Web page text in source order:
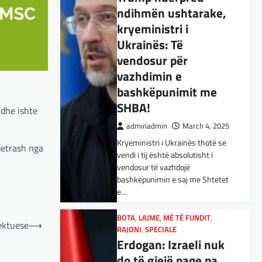
ishte
nga
⟶
ndihmën ushtarake,
kryeministri i
Ukrainës: Të
vendosur për
vazhdimin e
bashkëpunimit me
SHBA!
adminadmin March 4, 2025
Kryeministri i Ukrainës thotë se
vendi i tij është absolutisht i
vendosur të vazhdojë
bashkëpunimin e saj me Shtetet
e…
BOTA, LAJME, MË TË FUNDIT,
RAJONI,SPECIALE
Erdogan: Izraeli nuk
BOTA,KULTURË,LAJME,
MË TË FUNDIT OPINIONE ,RAJONI
SPECIALE,TOP
E megjithatë
Amerika është
opsioni më i mirë për
shqiptarët
adminadmin
Nga Dritan Hila Vështirë se
ndonjë shqiptar që ndjek sadopak
politikën e jashtme, pas takimit
Trump-Zhelenski, nuk ka
menduar: Po…
BOTA,KULTURË,LAJME,MISTER,
RAJONI,SPECIALE,TECH
Varësia nga ChatGPT
është në rritje: